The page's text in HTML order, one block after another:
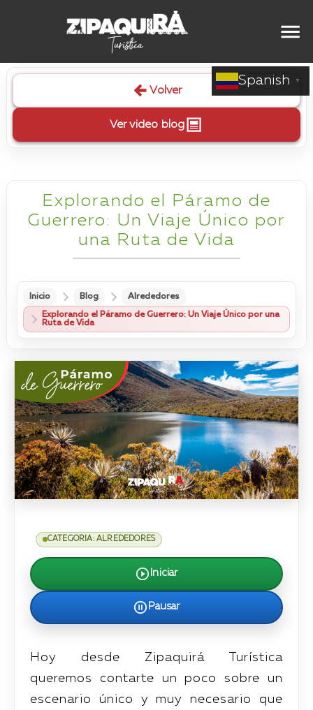
Spanish ▼
Volver
Ver video blog
Explorando el Páramo de
Guerrero: Un Viaje Único por
una Ruta de Vida
Inicio Blog Alrededores
Explorando el Páramo de Guerrero: Un Viaje Único por una
Ruta de Vida
CATEGORIA: ALREDEDORES
Iniciar
Pausar
Hoy desde Zipaquirá Turística
queremos contarte un poco sobre un
escenario único y muy necesario que